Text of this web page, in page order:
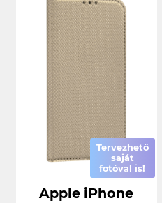
Tervezhető
saját
fotóval is!
Apple iPhone